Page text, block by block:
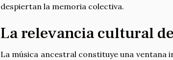
despiertan la memoria colectiva.
La relevancia cultural
La música ancestral constituye una ventana